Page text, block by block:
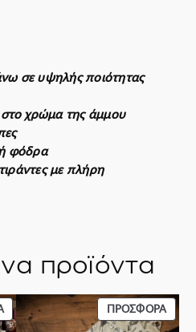
σε υψηλής ποιότητας
χρώμα της άμμου
φόδρα
με πλήρη
προϊόντα
ΠΡΟΪΌΝ
ΣΕ
ΠΡΟΣΦΟΡΆ
ΣΕ